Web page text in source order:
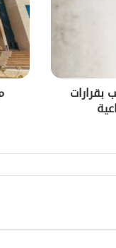
بقرارات